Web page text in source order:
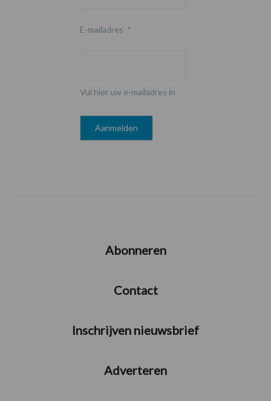
E-mailadres *
Vul hier uw e-mailadres in
Abonneren
Contact
Inschrijven nieuwsbrief
Adverteren